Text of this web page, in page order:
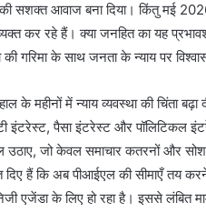
की सशक्त आवाज बना दिया। किंतु मई
कर रहे हैं। क्या जनहित का यह
की गरिमा के साथ जनता के न्याय पर
के महीनों में न्याय व्यवस्था की चिंता बढ़ा
इंटरेस्ट, पैसा इंटरेस्ट और पॉलिटिकल
जो केवल समाचार कतरनों और
हैं कि अब पीआईएल की सीमाएँ तय
एजेंडा के लिए हो रहा है। इससे लंबित